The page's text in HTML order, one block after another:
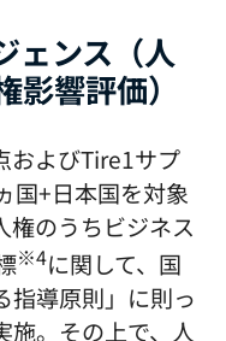
ェンス（人
響評価）
およびTire1サプ
国+日本国を対象
権のうちビジネス
※4に関して、国
指導原則」に則っ
施。その上で、人